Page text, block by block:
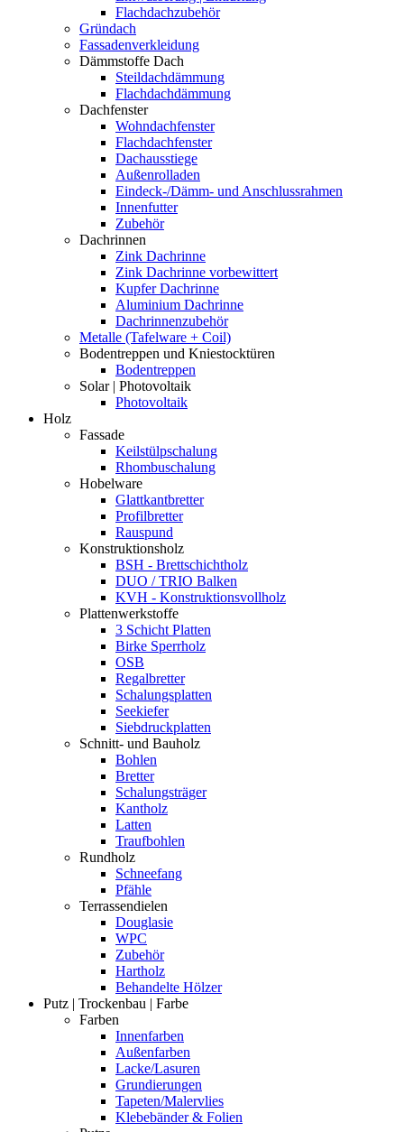
Flachdachzubehör
Gründach
Fassadenverkleidung
Dämmstoffe Dach
Steildachdämmung
Flachdachdämmung
Dachfenster
Wohndachfenster
Flachdachfenster
Dachausstiege
Außenrolladen
Eindeck-/Dämm- und Anschlussrahmen
Innenfutter
Zubehör
Dachrinnen
Zink Dachrinne
Zink Dachrinne vorbewittert
Kupfer Dachrinne
Aluminium Dachrinne
Dachrinnenzubehör
Metalle (Tafelware + Coil)
Bodentreppen und Kniestocktüren
Bodentreppen
Solar | Photovoltaik
Photovoltaik
Holz
Fassade
Keilstülpschalung
Rhombuschalung
Hobelware
Glattkantbretter
Profilbretter
Rauspund
Konstruktionsholz
BSH - Brettschichtholz
DUO / TRIO Balken
KVH - Konstruktionsvollholz
Plattenwerkstoffe
3 Schicht Platten
Birke Sperrholz
OSB
Regalbretter
Schalungsplatten
Seekiefer
Siebdruckplatten
Schnitt- und Bauholz
Bohlen
Bretter
Schalungsträger
Kantholz
Latten
Traufbohlen
Rundholz
Schneefang
Pfähle
Terrassendielen
Douglasie
WPC
Zubehör
Hartholz
Behandelte Hölzer
Putz | Trockenbau | Farbe
Farben
Innenfarben
Außenfarben
Lacke/Lasuren
Grundierungen
Tapeten/Malervlies
Klebebänder & Folien